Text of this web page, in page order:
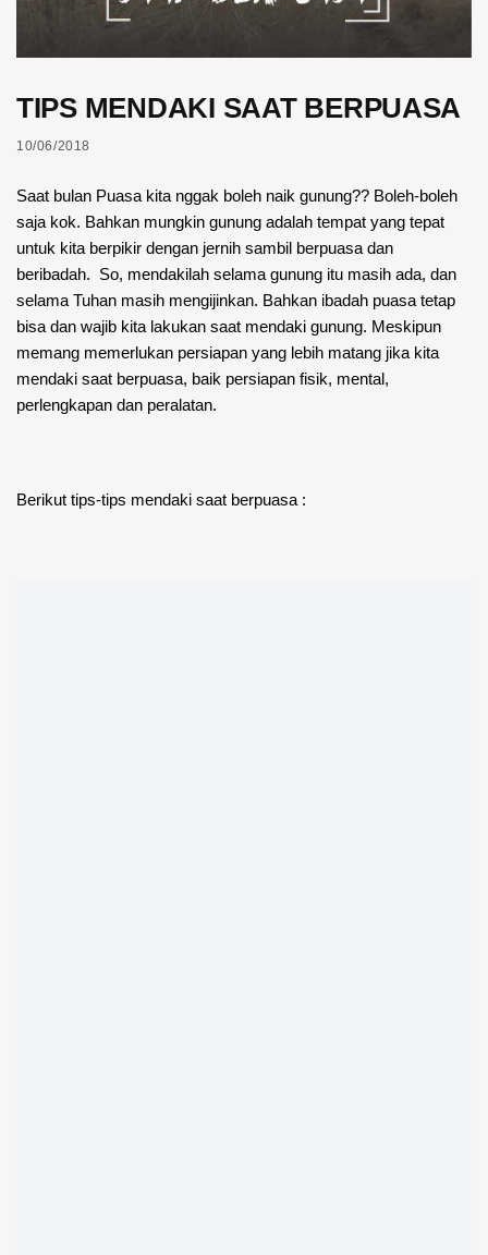
TIPS MENDAKI SAAT BERPUASA
10/06/2018
Saat bulan Puasa kita nggak boleh naik gunung?? Boleh-boleh
saja kok. Bahkan mungkin gunung adalah tempat yang tepat
untuk kita berpikir dengan jernih sambil berpuasa dan
beribadah. So, mendakilah selama gunung itu masih ada, dan
selama Tuhan masih mengijinkan. Bahkan ibadah puasa tetap
bisa dan wajib kita lakukan saat mendaki gunung. Meskipun
memang memerlukan persiapan yang lebih matang jika kita
mendaki saat berpuasa, baik persiapan fisik, mental,
perlengkapan dan peralatan.
Berikut tips-tips mendaki saat berpuasa :